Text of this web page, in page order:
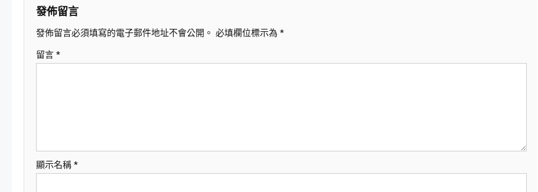
導
覽
發佈留言
發佈留言必須填寫的電子郵件地址不會公開。 必填欄位標示為 *
留言 *
顯示名稱 *